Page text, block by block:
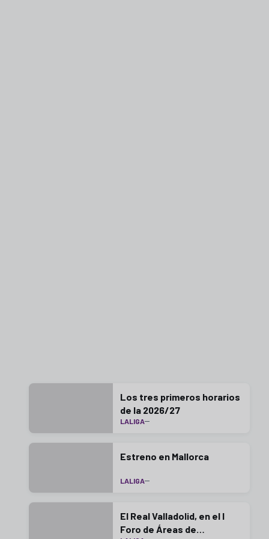
Los tres primeros horarios
de la 2026/27
LALIGA
Estreno en Mallorca
LALIGA
El Real Valladolid, en el I
Foro de Áreas de